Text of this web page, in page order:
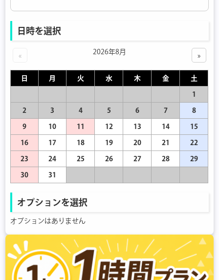
日時を選択
«
2026年8月
»
日 月 火 水 木 金 土
1
2 3 4 5 6 7 8
9 10 11 12 13 14 15
16 17 18 19 20 21 22
23 24 25 26 27 28 29
30 31
オプションを選択
オプションはありません